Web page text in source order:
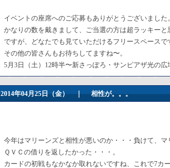
イベントの座席へのご応募もありがとうございました
かなりの数を戴きまして、ご当選の方は超ラッキーと
ですが、どなたでも見ていただけるフリースペースで
その他の皆さんもお待ちしてますね〜。
5月3日（土）12時半〜新さっぽろ・サンピアザ光の広
2014年04月25日（金） ｜相性が。。。
今年はマリーンズと相性が悪いのか・・・負けて、マ
ＱＶＣの借りを返したかった・・・。
カードの初戦もなかなか取れないですね、これで7カ